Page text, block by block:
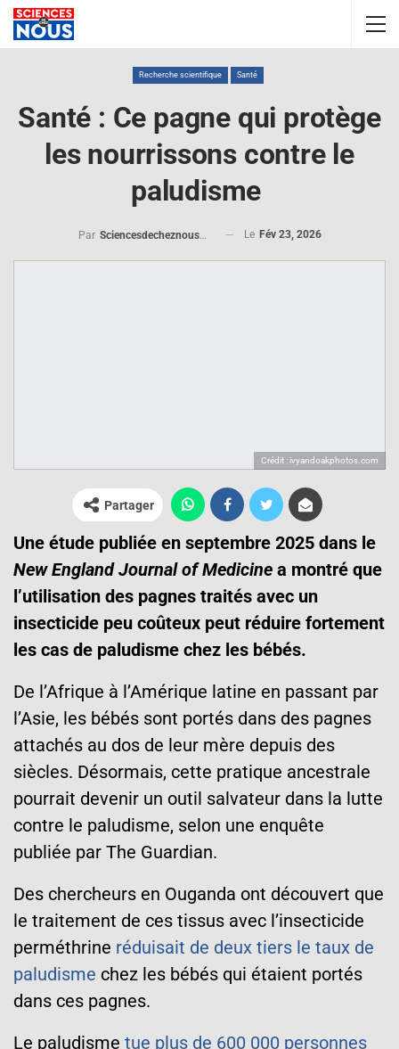
Recherche scientifique Santé
Santé : Ce pagne qui protège
les nourrissons contre le
paludisme
Par Sciencesdecheznous@gmail.com Le Fév 23, 2026
Crédit : ivyandoakphotos.com
Partager
Une étude publiée en septembre 2025 dans le
New England Journal of Medicine a montré que
l’utilisation des pagnes traités avec un
insecticide peu coûteux peut réduire fortement
les cas de paludisme chez les bébés.
De l’Afrique à l’Amérique latine en passant par
l’Asie, les bébés sont portés dans des pagnes
attachés au dos de leur mère depuis des
siècles. Désormais, cette pratique ancestrale
pourrait devenir un outil salvateur dans la lutte
contre le paludisme, selon une enquête
publiée par The Guardian.
Des chercheurs en Ouganda ont découvert que
le traitement de ces tissus avec l’insecticide
perméthrine réduisait de deux tiers le taux de
paludisme chez les bébés qui étaient portés
dans ces pagnes.
Le paludisme tue plus de 600 000 personnes